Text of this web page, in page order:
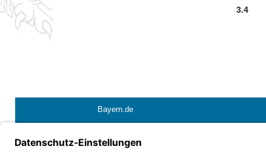
3.4
Bayern.de